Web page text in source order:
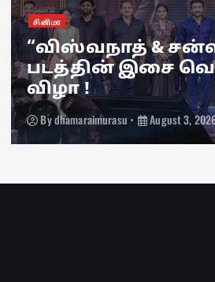
& சன்ஸ்”
இசை வெளியீட்டு
!
August 3, 2026 2 views